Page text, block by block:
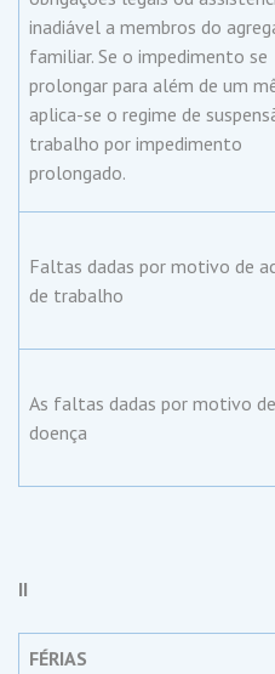
inadiável a membros do
familiar. Se o impedimento se
prolongar para além de um
aplica-se o regime de
trabalho por impedimento
prolongado.
Faltas dadas por motivo de
de trabalho
As faltas dadas por motivo de
doença
II
FÉRIAS